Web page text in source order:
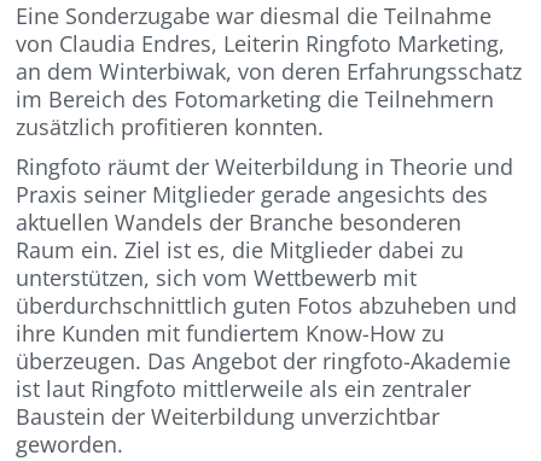
Eine Sonderzugabe war diesmal die Teilnahme
von Claudia Endres, Leiterin Ringfoto Marketing,
an dem Winterbiwak, von deren Erfahrungsschatz
im Bereich des Fotomarketing die Teilnehmern
zusätzlich profitieren konnten.
Ringfoto räumt der Weiterbildung in Theorie und
Praxis seiner Mitglieder gerade angesichts des
aktuellen Wandels der Branche besonderen
Raum ein. Ziel ist es, die Mitglieder dabei zu
unterstützen, sich vom Wettbewerb mit
überdurchschnittlich guten Fotos abzuheben und
ihre Kunden mit fundiertem Know-How zu
überzeugen. Das Angebot der ringfoto-Akademie
ist laut Ringfoto mittlerweile als ein zentraler
Baustein der Weiterbildung unverzichtbar
geworden.